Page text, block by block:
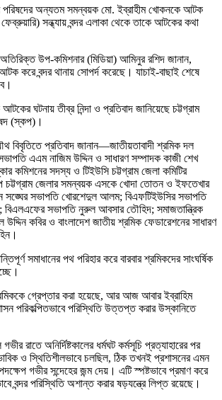
পরিষদের অন্যতম সমন্বয়ক মো. ইব্রাহীম খোকনকে আটক
সন্ধ্যায় বন্দর এলাকা থেকে তাকে আটকের কথা
অতিরিক্ত উপ-কমিশনার (মিডিয়া) আমিনুর রশিদ জানান,
করে বন্দর থানায় সোপর্দ করেছে। যাচাই-বাছাই শেষে
ঘটনায় তীব্র নিন্দা ও প্রতিবাদ জানিয়েছে চট্টগ্রাম
(স্কপ)।
বিবৃতিতে প্রতিবাদ জানান—জাতীয়তাবাদী শ্রমিক দল
সভাপতি এএম নাজিম উদ্দিন ও সাধারণ সম্পাদক কাজী শেখ
কমিশনের সদস্য ও টিইউসি চট্টগ্রাম জেলা কমিটির
জেলার সমন্বয়ক এসকে খোদা তোতন ও ইফতেখার
সঙ্ঘের সভাপতি খোরশেদুল আলম; বিএফটিইউসির সভাপতি
সভাপতি নুরুল আবসার তৌহিদ; সমাজতান্ত্রিক
উদ্দিন কবির ও বাংলাদেশ জাতীয় শ্রমিক ফেডারেশনের সাধারণ
সমাধানের পথ পরিহার করে বারবার শ্রমিকদের সাংঘর্ষিক
গ্রেপ্তার করা হয়েছে, আর আজ আবার ইব্রাহিম
পরিকল্পিতভাবে পরিস্থিতি উত্তপ্ত করার উস্কানিতে
রাতে অনির্দিষ্টকালের ধর্মঘট কর্মসূচি প্রত্যাহারের পর
ও স্থিতিশীলভাবে চলছিল, ঠিক তখনই প্রশাসনের এমন
গভীর সন্দেহের জন্ম দেয়। এটি স্পষ্টভাবে প্রমাণ করে
বন্দর পরিস্থিতি অশান্ত করার ষড়যন্ত্রে লিপ্ত রয়েছে।